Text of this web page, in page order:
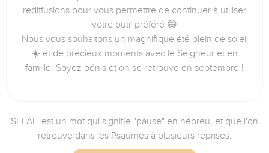
rediffusions pour vous permettre de continuer à utiliser
votre outil préféré 😄
Nous vous souhaitons un magnifique été plein de soleil
☀️ et de précieux moments avec le Seigneur et en
famille. Soyez bénis et on se retrouve en septembre !
SELAH est un mot qui signifie "pause" en hébreu, et que l'on
retrouve dans les Psaumes à plusieurs reprises.